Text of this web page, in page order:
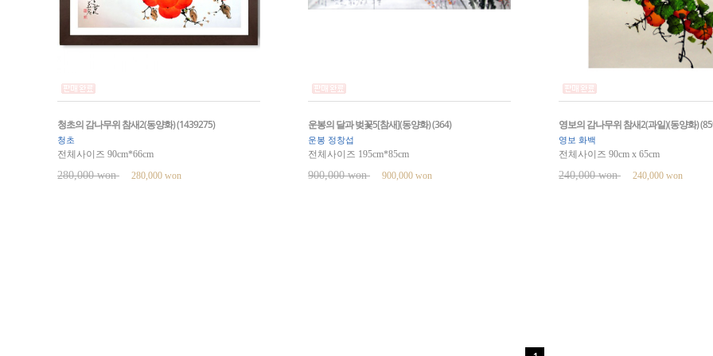
청초의 감나무위 참새2(동양화) (1439275)
청초
전체사이즈 90cm*66cm
280,000 won 280,000 won
운봉의 달과 벚꽃5[참새](동양화) (364)
운봉 정창섭
전체사이즈 195cm*85cm
900,000 won 900,000 won
영보의 감나무위 참새2(과일)(동양화)
영보 화백
전체사이즈 90cm x 65cm
240,000 won 240,000 won